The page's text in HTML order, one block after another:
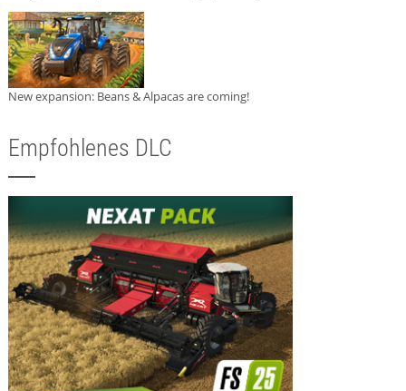
New expansion: Beans & Alpacas are coming!
Empfohlenes DLC